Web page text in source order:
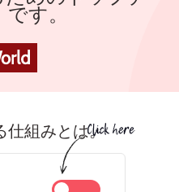
す。
仕組みとは。